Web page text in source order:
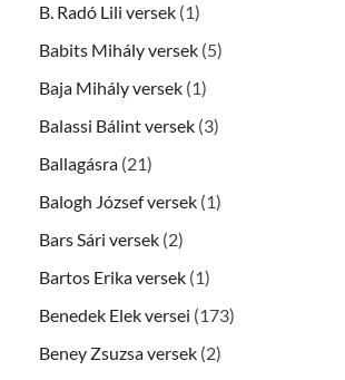
B. Radó Lili versek (1)
Babits Mihály versek (5)
Baja Mihály versek (1)
Balassi Bálint versek (3)
Ballagásra (21)
Balogh József versek (1)
Bars Sári versek (2)
Bartos Erika versek (1)
Benedek Elek versei (173)
Beney Zsuzsa versek (2)